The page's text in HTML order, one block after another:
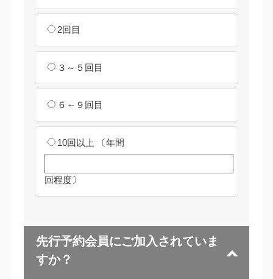
2回目
３～５回目
６～９回目
10回以上 〔年間
回程度〕
先行予約会員にご加入されていま
すか？